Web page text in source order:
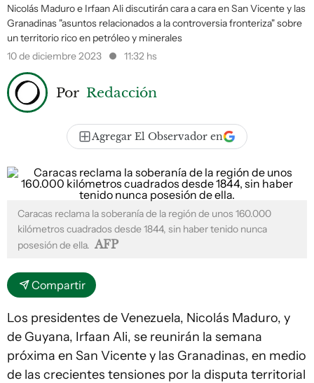
Nicolás Maduro e Irfaan Ali discutirán cara a cara en San Vicente y las
Granadinas "asuntos relacionados a la controversia fronteriza" sobre
un territorio rico en petróleo y minerales
10 de diciembre 2023
11:32 hs
Por Redacción
Agregar El Observador en
Caracas reclama la soberanía de la región de unos 160.000
kilómetros cuadrados desde 1844, sin haber tenido nunca
posesión de ella. AFP
Compartir
Los presidentes de Venezuela, Nicolás Maduro, y
de Guyana, Irfaan Ali, se reunirán la semana
próxima en San Vicente y las Granadinas, en medio
de las crecientes tensiones por la disputa territorial